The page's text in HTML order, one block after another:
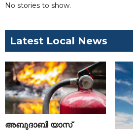
No stories to show.
Latest Local News
അബുദാബി യാസ്